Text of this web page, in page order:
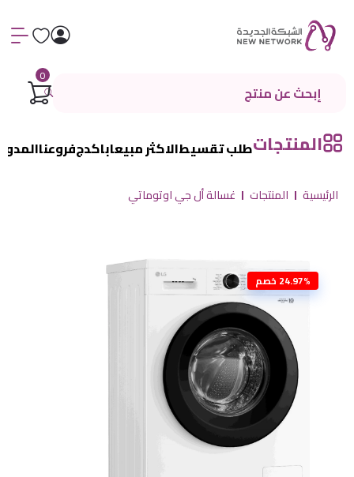
0
المنتجاتطلب تقسيطالاكثر مبيعاباكدجفروعنا
الرئيسية المنتجات غسالة أل جي اوتوماتي
24.97% خصم